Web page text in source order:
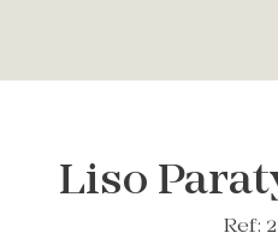
Liso
Ref: